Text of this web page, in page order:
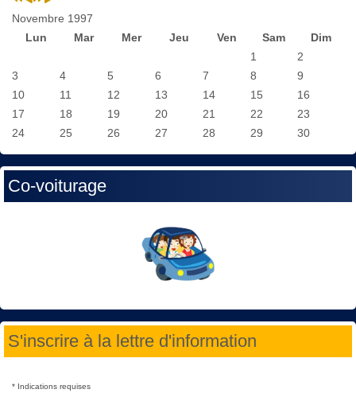
Novembre 1997
Lun
Mar Mer Jeu Ven Sam
Dim
1
2
3
4 5 6 7 8
9
10
11 12 13 14 15
16
17
18 19 20 21 22
23
24
25 26 27 28 29 30
Co-voiturage
S'inscrire à la lettre d'information
* Indications requises